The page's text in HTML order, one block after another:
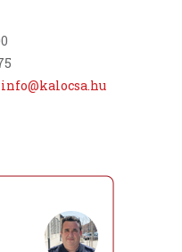
info@kalocsa.hu